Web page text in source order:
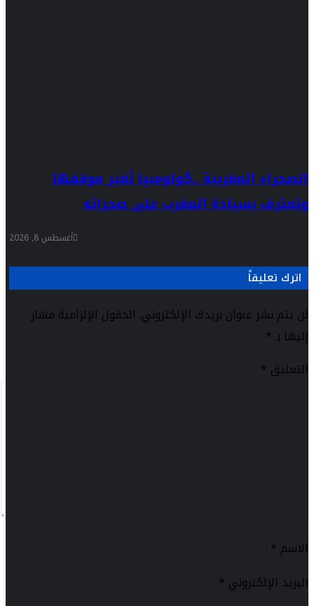
الصحراء المغربية ..كولومبيا تُغير موقفها
وتعترف بسيادة المغرب على صحرائه
أغسطس 8, 2026
اترك تعليقاً
لن يتم نشر عنوان بريدك الإلكتروني. الحقول الإلزامية مشار
إليها بـ*
التعليق *
الاسم *
البريد الإلكتروني *